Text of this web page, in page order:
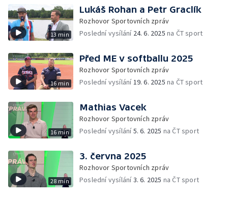
13 min
Lukáš Rohan a Petr Graclík
Rozhovor Sportovních zpráv
Poslední vysílání 24. 6. 2025 na ČT sport
16 min
Před ME v softballu 2025
Rozhovor Sportovních zpráv
Poslední vysílání19. 6. 2025 na ČT sport
16 min
Mathias Vacek
Rozhovor Sportovních zpráv
Poslední vysílání5. 6. 2025 na ČT sport
28 min
3. června 2025
Rozhovor Sportovních zpráv
Poslední vysílání3. 6. 2025 na ČT sport